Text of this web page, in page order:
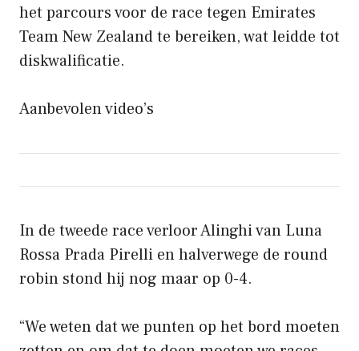
het parcours voor de race tegen Emirates
Team New Zealand te bereiken, wat leidde tot
diskwalificatie.
Aanbevolen video’s
In de tweede race verloor Alinghi van Luna
Rossa Prada Pirelli en halverwege de round
robin stond hij nog maar op 0-4.
“We weten dat we punten op het bord moeten